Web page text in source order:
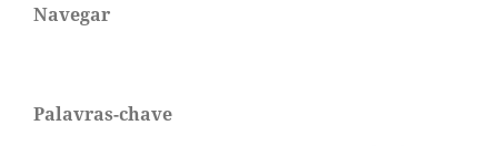
Navegar
Palavras-chave